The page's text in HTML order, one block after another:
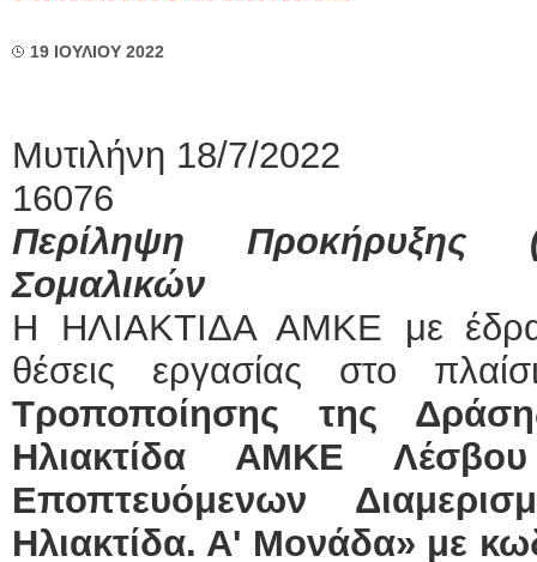
19 ΙΟΥΛΙΟΥ 2022
Μυτιλήνη 18/7/
16076
Περίληψη Προκήρυξης
Σομαλικών
Η ΗΛΙΑΚΤΙΔΑ ΑΜΚΕ με
θέσεις εργασίας στο
Τροποποίησης της
Ηλιακτίδα ΑΜΚΕ
Εποπτευόμενων
Ηλιακτίδα. Α' Μονάδα» με